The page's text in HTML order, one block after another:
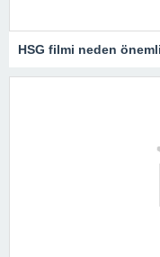
HSG filmi neden